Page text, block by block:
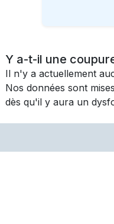
Y a-t-il une
Il n'y a actuellement
Nos données sont
dès qu'il y aura un